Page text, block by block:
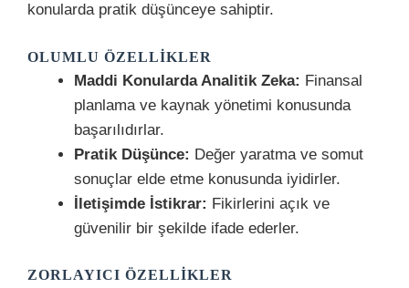
konularda pratik düşünceye sahiptir.
OLUMLU ÖZELLIKLER
Maddi Konularda Analitik Zeka: Finansal
planlama ve kaynak yönetimi konusunda
başarılıdırlar.
Pratik Düşünce: Değer yaratma ve somut
sonuçlar elde etme konusunda iyidirler.
İletişimde İstikrar: Fikirlerini açık ve
güvenilir bir şekilde ifade ederler.
ZORLAYICI ÖZELLIKLER